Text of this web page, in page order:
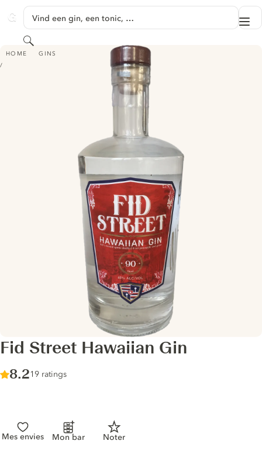
GINVENTORY
Vind een gin, een tonic, …
Zoeken
HOME GINS
FID STREET HAWAIIAN GIN
Fid Street Hawaiian Gin
Score :
8.2/ 10
19 ratings
Mes envies Mon bar Noter